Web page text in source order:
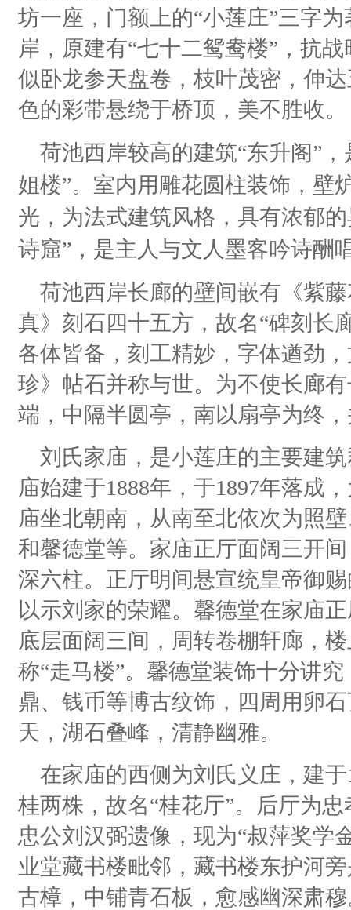
坊一座，门额上的“小莲庄”三字
岸，原建有“七十二鸳鸯楼”，抗
似卧龙参天盘卷，枝叶茂密，伸
色的彩带悬绕于桥顶，美不胜收。
荷池西岸较高的建筑“东升阁”
姐楼”。室内用雕花圆柱装饰，壁
光，为法式建筑风格，具有浓郁
诗窟”，是主人与文人墨客吟诗酬
荷池西岸长廊的壁间嵌有《紫
真》刻石四十五方，故名“碑刻长
各体皆备，刻工精妙，字体遒劲
珍》帖石并称与世。为不使长廊
端，中隔半圆亭，南以扇亭为终
刘氏家庙，是小莲庄的主要建
庙始建于1888年，于1897年落成
庙坐北朝南，从南至北依次为照
和馨德堂等。家庙正厅面阔三开
深六柱。正厅明间悬宣统皇帝御
以示刘家的荣耀。馨德堂在家庙
底层面阔三间，周转卷棚轩廊，
称“走马楼”。馨德堂装饰十分讲
鼎、钱币等博古纹饰，四周用卵
天，湖石叠峰，清静幽雅。
在家庙的西侧为刘氏义庄，建
桂两株，故名“桂花厅”。后厅为
忠公刘汉弼遗像，现为“叔萍奖学
业堂藏书楼毗邻，藏书楼东护河
古樟，中铺青石板，愈感幽深肃